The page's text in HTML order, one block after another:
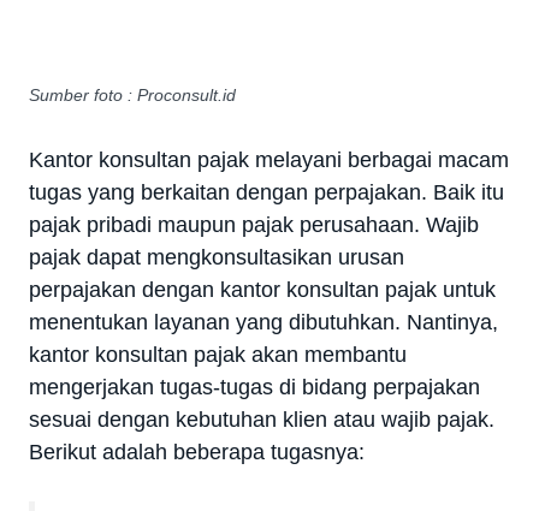
Sumber foto : Proconsult.id
Kantor konsultan pajak melayani berbagai macam
tugas yang berkaitan dengan perpajakan. Baik itu
pajak pribadi maupun pajak perusahaan. Wajib
pajak dapat mengkonsultasikan urusan
perpajakan dengan kantor konsultan pajak untuk
menentukan layanan yang dibutuhkan. Nantinya,
kantor konsultan pajak akan membantu
mengerjakan tugas-tugas di bidang perpajakan
sesuai dengan kebutuhan klien atau wajib pajak.
Berikut adalah beberapa tugasnya: